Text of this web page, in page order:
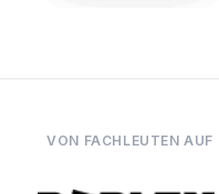
VON FACHLEUTEN AUF